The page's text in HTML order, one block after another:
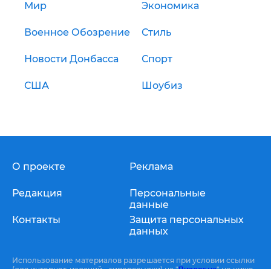
Мир Экономика
Военное Обозрение Стиль
Новости Донбасса Спорт
США Шоубиз
О проекте
Редакция
Контакты
Реклама
Персональные
данные
Защита персональных
данных
Использование материалов разрешается при условии ссылки